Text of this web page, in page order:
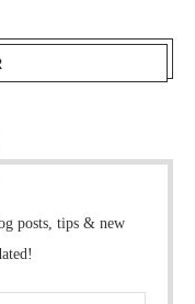
posts, tips & new